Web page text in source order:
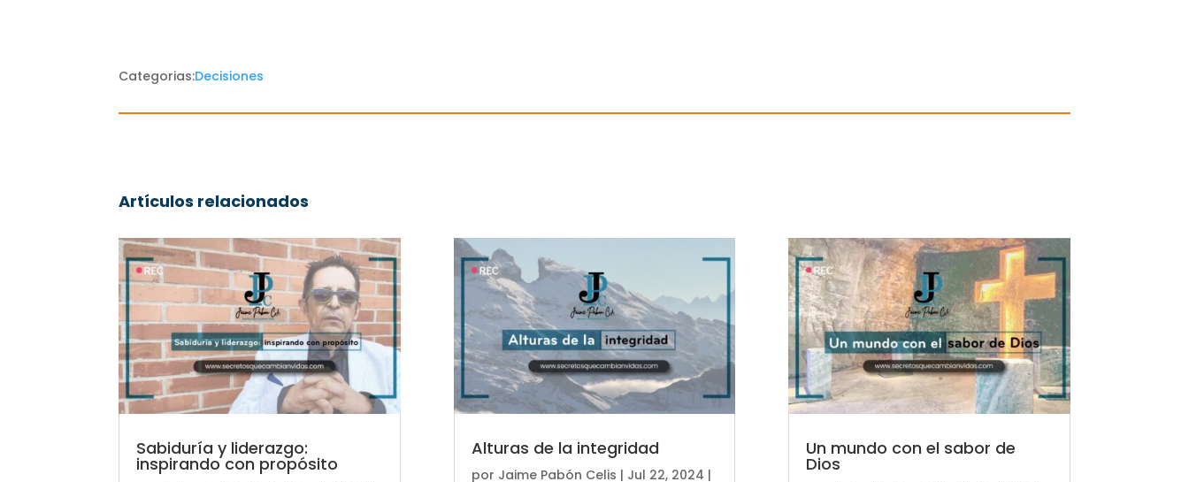
Categorias:Decisiones
Artículos relacionados
Sabiduría y liderazgo:
inspirando con propósito
Alturas de la integridad
por Jaime Pabón Celis | Jul 22, 2024 |
Un mundo con el sabor de
Dios